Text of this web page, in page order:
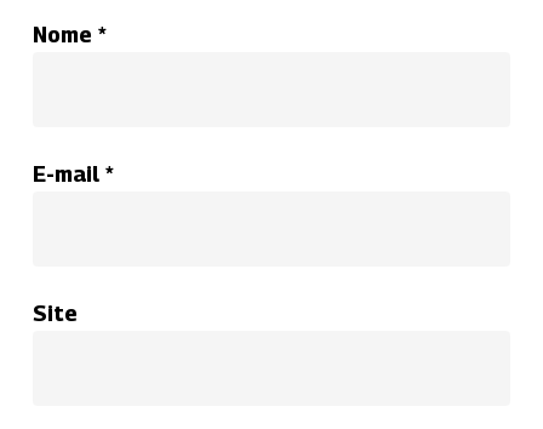
Nome *
E-mail *
Site